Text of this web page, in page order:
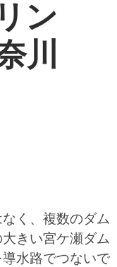
ン
川
く、複数のダム
きい宮ケ瀬ダム
水路でつないで